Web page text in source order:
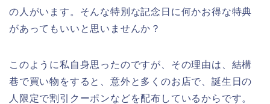
の人がいます。そんな特別な記念日に何かお得な特典
があってもいいと思いませんか？
このように私自身思ったのですが、その理由は、結構
巷で買い物をすると、意外と多くのお店で、誕生日の
人限定で割引クーポンなどを配布しているからです。